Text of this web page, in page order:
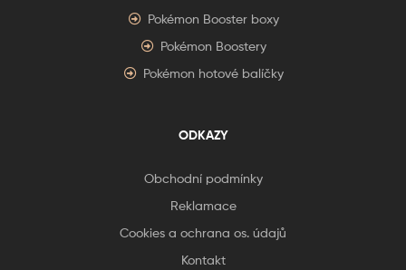
Pokémon Booster boxy
Pokémon Boostery
Pokémon hotové balíčky
ODKAZY
Obchodní podmínky
Reklamace
Cookies a ochrana os. údajů
Kontakt